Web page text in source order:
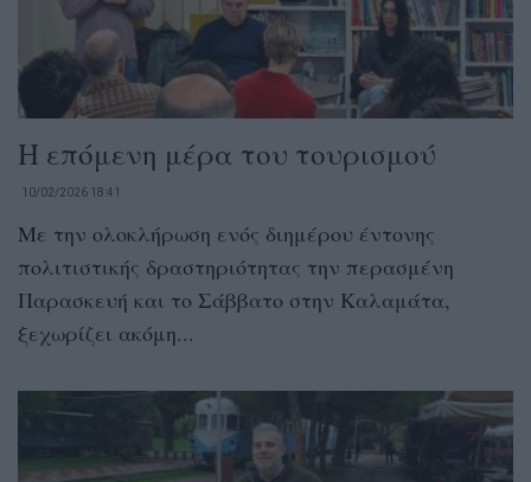
Η επόμενη μέρα του τουρισμού
10/02/2026 18:41
Με την ολοκλήρωση ενός διημέρου έντονης
πολιτιστικής δραστηριότητας την περασμένη
Παρασκευή και το Σάββατο στην Καλαμάτα,
ξεχωρίζει ακόμη...